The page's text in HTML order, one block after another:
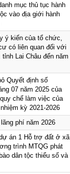
mục thủ tục hành
vào địa giới hành
ý kiến của tổ chức,
có liên quan đối với
Lai Châu đến năm
Quyết định số
07 năm 2025 của
chế làm việc của
kỳ 2021-2026
phí năm 2026
án 1 Hỗ trợ đất ở xã
trình MTQG phát
dân tộc thiểu số và